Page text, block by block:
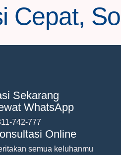
Cepat,
Sekarang
WhatsApp
742-777
Online
semua keluhanmu